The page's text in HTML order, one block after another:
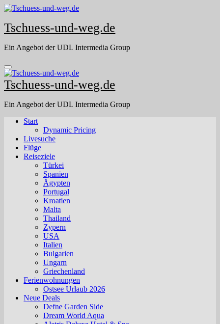
Skip
content
Tschuess-und-weg.de
Ein Angebot der UDL Intermedia Group
Tschuess-und-weg.de
Ein Angebot der UDL Intermedia Group
Start
Dynamic Pricing
Livesuche
Flüge
Reiseziele
Türkei
Spanien
Ägypten
Portugal
Kroatien
Malta
Thailand
Zypern
USA
Italien
Bulgarien
Ungarn
Griechenland
Ferienwohnungen
Ostsee Urlaub 2026
Neue Deals
Defne Garden Side
Dream World Aqua